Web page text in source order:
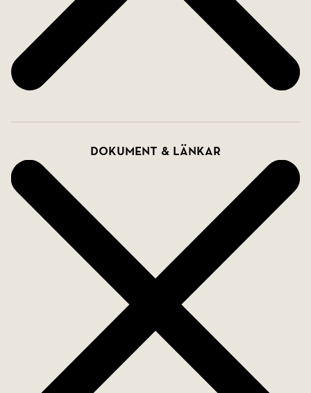
Dokument & länkar